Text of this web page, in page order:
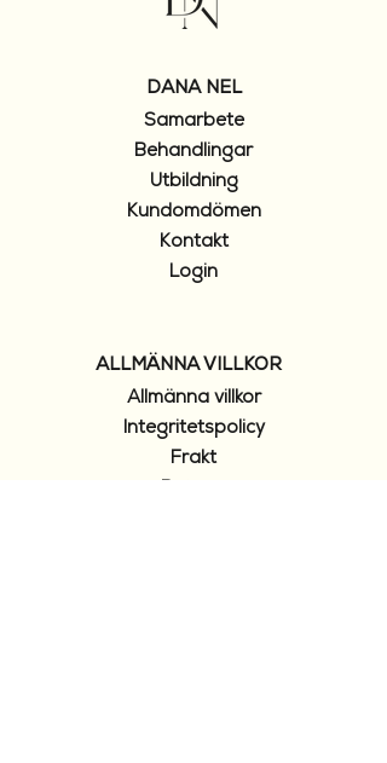
DANA NEL
Samarbete
Behandlingar
Utbildning
Kundomdömen
Kontakt
Login
ALLMÄNNA VILLKOR
Allmänna villkor
Integritetspolicy
Frakt
Returer